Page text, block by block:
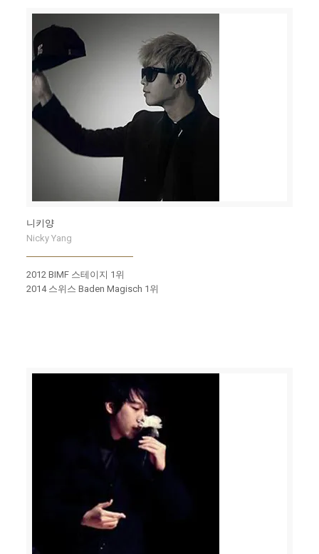
니키양
Nicky Yang
2012 BIMF 스테이지 1위
2014 스위스 Baden Magisch 1위